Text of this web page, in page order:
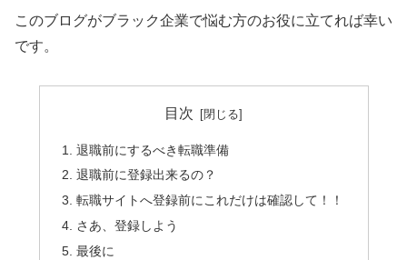
このブログがブラック企業で悩む方のお役に立てれば幸い
です。
目次
退職前にするべき転職準備
退職前に登録出来るの？
転職サイトへ登録前にこれだけは確認して！！
さあ、登録しよう
最後に